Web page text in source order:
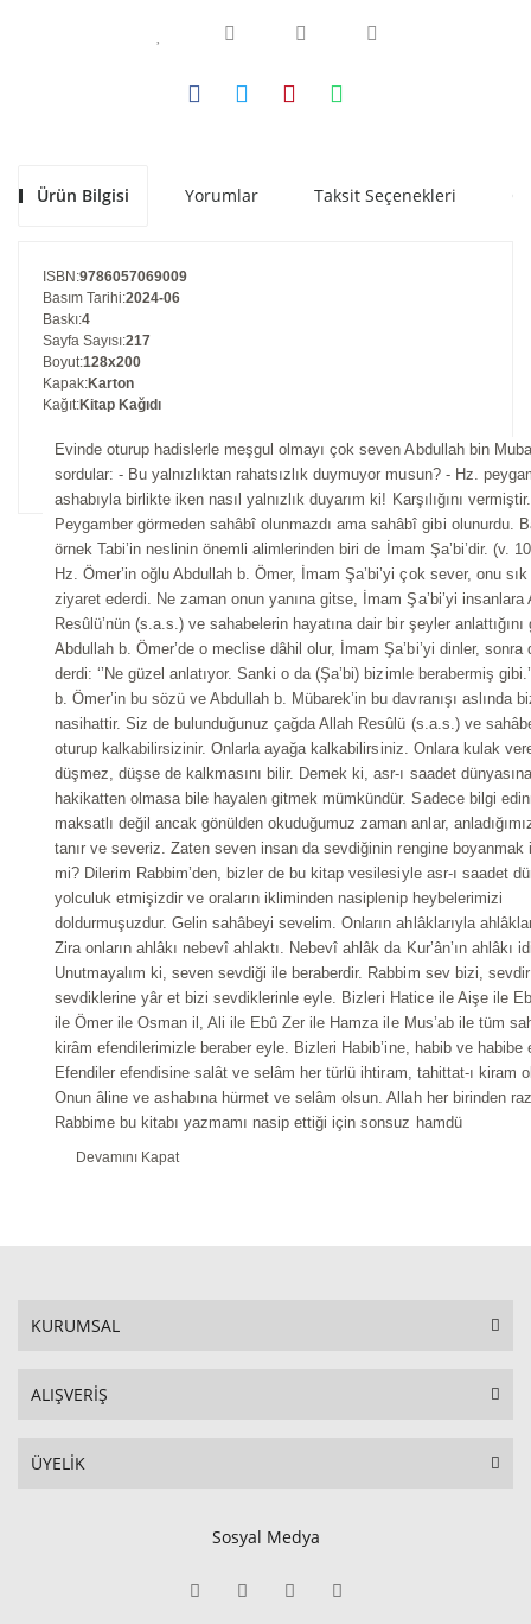
Ürün Bilgisi Yorumlar Taksit Seçenekleri
ISBN :9786057069009
Basım Tarihi:2024-06
Baskı:4
Sayfa Sayısı:217
Boyut:128x200
Kapak:Karton
Kağıt:Kitap Kağıdı
Evinde oturup hadislerle meşgul olmayı çok seven Abdullah bin
sordular: - Bu yalnızlıktan rahatsızlık duymuyor musun? - Hz.
ashabıyla birlikte iken nasıl yalnızlık duyarım ki! Karşılığını vermiştir.
Peygamber görmeden sahâbî olunmazdı ama sahâbî gibi olunurdu.
örnek Tabi’in neslinin önemli alimlerinden biri de İmam Şa’bi’dir. (v.
Hz. Ömer’in oğlu Abdullah b. Ömer, İmam Şa’bi’yi çok sever, onu sık
ziyaret ederdi. Ne zaman onun yanına gitse, İmam Şa’bi’yi insanlara
Resûlü’nün (s.a.s.) ve sahabelerin hayatına dair bir şeyler anlattığını
Abdullah b. Ömer’de o meclise dâhil olur, İmam Şa’bi’yi dinler, sonra
derdi: ‘’Ne güzel anlatıyor. Sanki o da (Şa’bi) bizimle berabermiş
b. Ömer’in bu sözü ve Abdullah b. Mübarek’in bu davranışı aslında
nasihattir. Siz de bulunduğunuz çağda Allah Resûlü (s.a.s.) ve
oturup kalkabilirsizinir. Onlarla ayağa kalkabilirsiniz. Onlara kulak
düşmez, düşse de kalkmasını bilir. Demek ki, asr-ı saadet dünyasına
hakikatten olmasa bile hayalen gitmek mümkündür. Sadece bilgi
maksatlı değil ancak gönülden okuduğumuz zaman anlar,
tanır ve severiz. Zaten seven insan da sevdiğinin rengine boyanmak
mi? Dilerim Rabbim’den, bizler de bu kitap vesilesiyle asr-ı saadet
yolculuk etmişizdir ve oraların ikliminden nasiplenip heybelerimizi
doldurmuşuzdur. Gelin sahâbeyi sevelim. Onların ahlâklarıyla
Zira onların ahlâkı nebevî ahlaktı. Nebevî ahlâk da Kur’ân’ın ahlâkı
Unutmayalım ki, seven sevdiği ile beraberdir. Rabbim sev bizi,
sevdiklerine yâr et bizi sevdiklerinle eyle. Bizleri Hatice ile Aişe ile
ile Ömer ile Osman il, Ali ile Ebû Zer ile Hamza ile Mus’ab ile tüm
kirâm efendilerimizle beraber eyle. Bizleri Habib’ine, habib ve
Efendiler efendisine salât ve selâm her türlü ihtiram, tahittat-ı kiram
Onun âline ve ashabına hürmet ve selâm olsun. Allah her birinden
Rabbime bu kitabı yazmamı nasip ettiği için sonsuz hamdü
Devamını Kapat
KURUMSAL
ALIŞVERİŞ
ÜYELİK
Sosyal Medya